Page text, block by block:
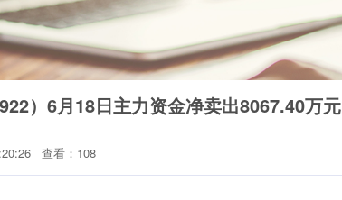
）6月18日主力资金净卖出8067.40万元
查看：108